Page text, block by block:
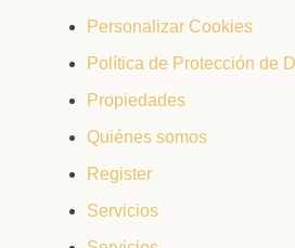
Personalizar Cookies
Política de Protección de
Propiedades
Quiénes somos
Register
Servicios